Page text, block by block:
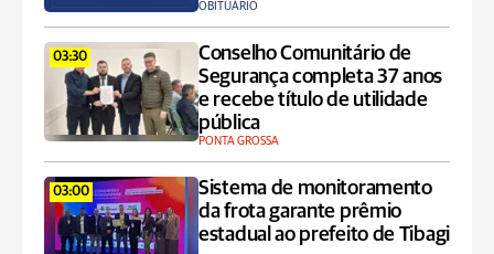
OBITUÁRIO
03:30
Conselho Comunitário de
Segurança completa 37 anos
e recebe título de utilidade
pública
PONTA GROSSA
03:00
Sistema de monitoramento
da frota garante prêmio
estadual ao prefeito de Tibagi